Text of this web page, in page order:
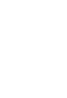
w